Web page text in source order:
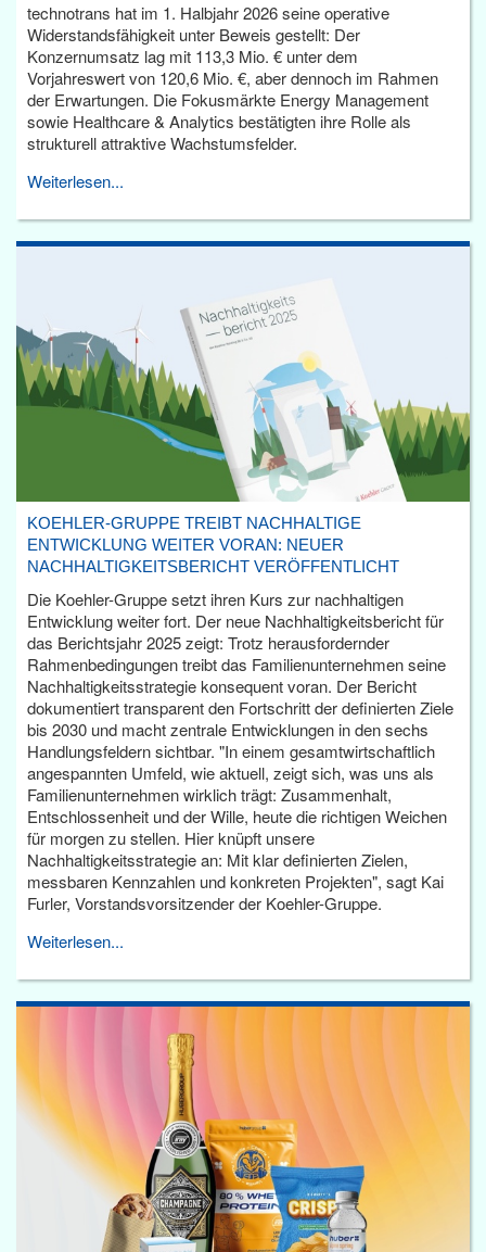
technotrans hat im 1. Halbjahr 2026 seine operative
Widerstandsfähigkeit unter Beweis gestellt: Der
Konzernumsatz lag mit 113,3 Mio. € unter dem
Vorjahreswert von 120,6 Mio. €, aber dennoch im Rahmen
der Erwartungen. Die Fokusmärkte Energy Management
sowie Healthcare & Analytics bestätigten ihre Rolle als
strukturell attraktive Wachstumsfelder.
Weiterlesen...
KOEHLER-GRUPPE TREIBT NACHHALTIGE
ENTWICKLUNG WEITER VORAN: NEUER
NACHHALTIGKEITSBERICHT VERÖFFENTLICHT
Die Koehler-Gruppe setzt ihren Kurs zur nachhaltigen
Entwicklung weiter fort. Der neue Nachhaltigkeitsbericht für
das Berichtsjahr 2025 zeigt: Trotz herausfordernder
Rahmenbedingungen treibt das Familienunternehmen seine
Nachhaltigkeitsstrategie konsequent voran. Der Bericht
dokumentiert transparent den Fortschritt der definierten Ziele
bis 2030 und macht zentrale Entwicklungen in den sechs
Handlungsfeldern sichtbar. "In einem gesamtwirtschaftlich
angespannten Umfeld, wie aktuell, zeigt sich, was uns als
Familienunternehmen wirklich trägt: Zusammenhalt,
Entschlossenheit und der Wille, heute die richtigen Weichen
für morgen zu stellen. Hier knüpft unsere
Nachhaltigkeitsstrategie an: Mit klar definierten Zielen,
messbaren Kennzahlen und konkreten Projekten", sagt Kai
Furler, Vorstandsvorsitzender der Koehler-Gruppe.
Weiterlesen...